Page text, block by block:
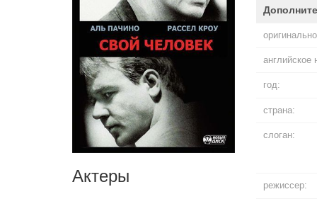
Актеры
английское
год:
страна:
слоган:
режиссер: